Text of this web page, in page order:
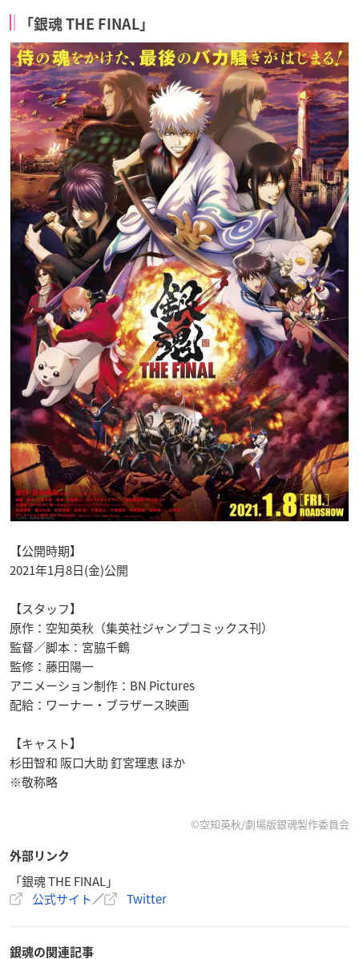
「銀魂 THE FINAL」
【公開時期】
2021年1月8日(金)公開
【スタッフ】
原作：空知英秋（集英社ジャンプコミックス刊）
監督／脚本：宮脇千鶴
監修：藤田陽一
アニメーション制作：BN Pictures
配給：ワーナー・ブラザース映画
【キャスト】
杉田智和 阪口大助 釘宮理恵 ほか
※敬称略
©空知英秋/劇場版銀魂製作委員会
外部リンク
「銀魂 THE FINAL」
公式サイト／ Twitter
銀魂の関連記事